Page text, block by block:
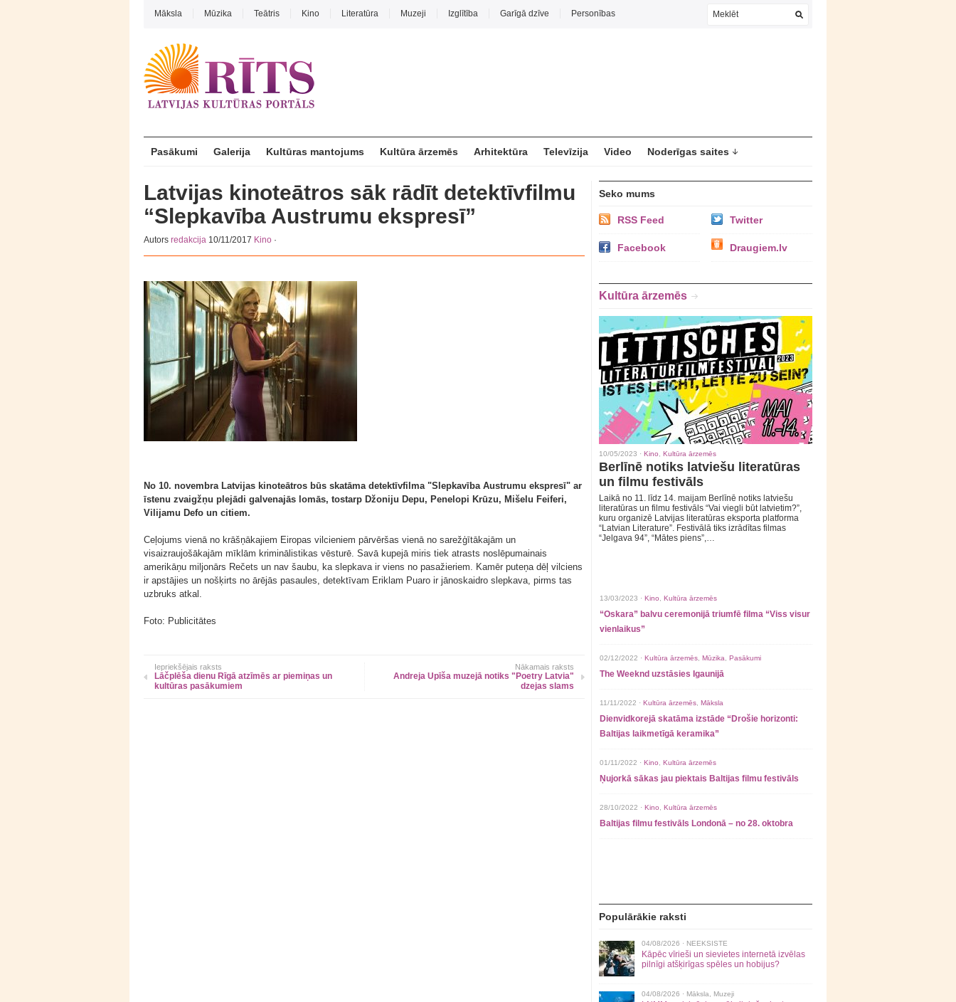
Māksla Mūzika Teātris Kino Literatūra Muzeji Izglītība Garīgā dzīve Personības
Pasākumi Galerija Kultūras mantojums Kultūra ārzemēs Arhitektūra Televīzija Video Noderīgas saites
Latvijas kinoteātros sāk rādīt detektīvfilmu
“Slepkavība Austrumu ekspresī”
Autors redakcija 10/11/2017 Kino ·
No 10. novembra Latvijas kinoteātros būs skatāma detektīvfilma "Slepkavība Austrumu ekspresī" ar
īstenu zvaigžņu plejādi galvenajās lomās, tostarp Džoniju Depu, Penelopi Krūzu, Mišelu Feiferi,
Vilijamu Defo un citiem.
Ceļojums vienā no krāšņākajiem Eiropas vilcieniem pārvēršas vienā no sarežģītākajām un
visaizraujošākajām mīklām kriminālistikas vēsturē. Savā kupejā miris tiek atrasts noslēpumainais
amerikāņu miljonārs Rečets un nav šaubu, ka slepkava ir viens no pasažieriem. Kamēr puteņa dēļ vilciens
ir apstājies un nošķirts no ārējās pasaules, detektīvam Eriklam Puaro ir jānoskaidro slepkava, pirms tas
uzbruks atkal.
Foto: Publicitātes
Iepriekšējais raksts
Lāčplēša dienu Rīgā atzīmēs ar piemiņas un
kultūras pasākumiem
Nākamais raksts
Andreja Upīša muzejā notiks "Poetry Latvia"
dzejas slams
Seko mums
RSS Feed Twitter
Facebook Draugiem.lv
Kultūra ārzemēs
10/05/2023 · Kino Kultūra ārzemēs
Berlīnē notiks latviešu literatūras
un filmu festivāls
Laikā no 11. līdz 14. maijam Berlīnē notiks latviešu
literatūras un filmu festivāls “Vai viegli būt latvietim?”,
kuru organizē Latvijas literatūras eksporta platforma
“Latvian Literature”. Festivālā tiks izrādītas filmas
“Jelgava 94”, “Mātes piens”,…
13/03/2023 · Kino Kultūra ārzemēs
“Oskara” balvu ceremonijā triumfē filma “Viss visur
vienlaikus”
02/12/2022 · Kultūra ārzemēs Mūzika Pasākumi
The Weeknd uzstāsies Igaunijā
11/11/2022 · Kultūra ārzemēs Māksla
Dienvidkorejā skatāma izstāde “Drošie horizonti:
Baltijas laikmetīgā keramika”
01/11/2022 · Kino Kultūra ārzemēs
Ņujorkā sākas jau piektais Baltijas filmu festivāls
28/10/2022 · Kino Kultūra ārzemēs
Baltijas filmu festivāls Londonā – no 28. oktobra
Populārākie raksti
04/08/2026 · NEEKSISTE
Kāpēc vīrieši un sievietes internetā izvēlas
pilnīgi atšķirīgas spēles un hobijus?
04/08/2026 · Māksla Muzeji